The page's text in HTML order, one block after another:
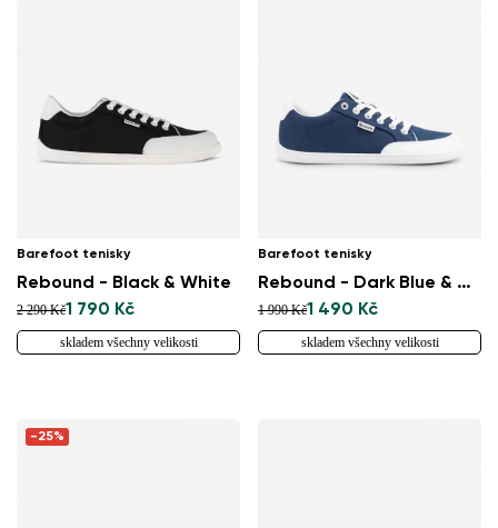
Barefoot tenisky
Rebound - Black & White
2 290 Kč1 790 Kč
skladem všechny velikosti
Barefoot tenisky
Rebound - Dark Blue & White
1 990 Kč1 490 Kč
skladem všechny velikosti
-25%